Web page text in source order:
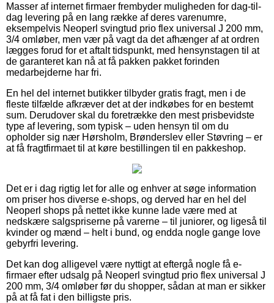
Masser af internet firmaer frembyder muligheden for dag-til-
dag levering på en lang række af deres varenumre,
eksempelvis Neoperl svingtud prio flex universal J 200 mm,
3/4 omløber, men vær på vagt da det afhænger af at ordren
lægges forud for et aftalt tidspunkt, med hensynstagen til at
de garanteret kan nå at få pakken pakket forinden
medarbejderne har fri.
En hel del internet butikker tilbyder gratis fragt, men i de
fleste tilfælde afkræver det at der indkøbes for en bestemt
sum. Derudover skal du foretrække den mest prisbevidste
type af levering, som typisk – uden hensyn til om du
opholder sig nær Hørsholm, Brønderslev eller Støvring – er
at få fragtfirmaet til at køre bestillingen til en pakkeshop.
Det er i dag rigtig let for alle og enhver at søge information
om priser hos diverse e-shops, og derved har en hel del
Neoperl shops på nettet ikke kunne lade være med at
nedskære salgspriserne på varerne – til juniorer, og ligeså til
kvinder og mænd – helt i bund, og endda nogle gange love
gebyrfri levering.
Det kan dog alligevel være nyttigt at eftergå nogle få e-
firmaer efter udsalg på Neoperl svingtud prio flex universal J
200 mm, 3/4 omløber før du shopper, sådan at man er sikker
på at få fat i den billigste pris.